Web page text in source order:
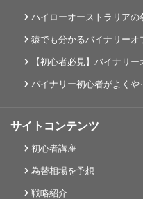
ハイローオーストラリアの
猿でも分かるバイナリー
【初心者必見】バイナリ
バイナリー初心者がよくや
サイトコンテンツ
初心者講座
為替相場を予想
戦略紹介